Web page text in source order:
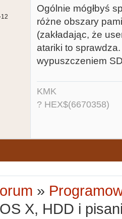
Ogólnie mógłbyś
różne obszary
(zakładając, że
atariki to
wypuszczeniem
KMK
? HEX$(6670358)
»
X, HDD i